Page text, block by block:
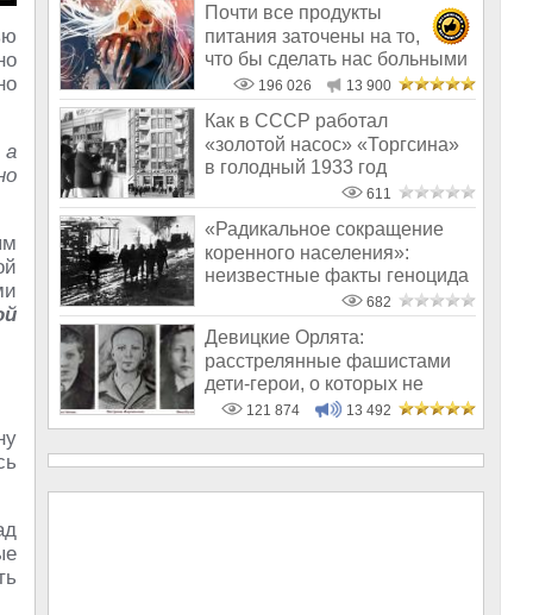
Почти все продукты
питания заточены на то,
что бы сделать нас больными
и бесплодным
196 026 13 900
Как в СССР работал
«золотой насос» «Торгсина»
в голодный 1933 год
611
«Радикальное сокращение
коренного населения»:
неизвестные факты геноцида
682
Девицкие Орлята:
расстрелянные фашистами
дети-герои, о которых не
рассказывают в шк
121 874 13 492